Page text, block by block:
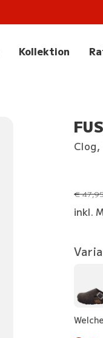
Kollektion
Clog,
statt
€
inkl.